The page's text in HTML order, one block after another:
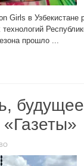
Girls в
прошло ...